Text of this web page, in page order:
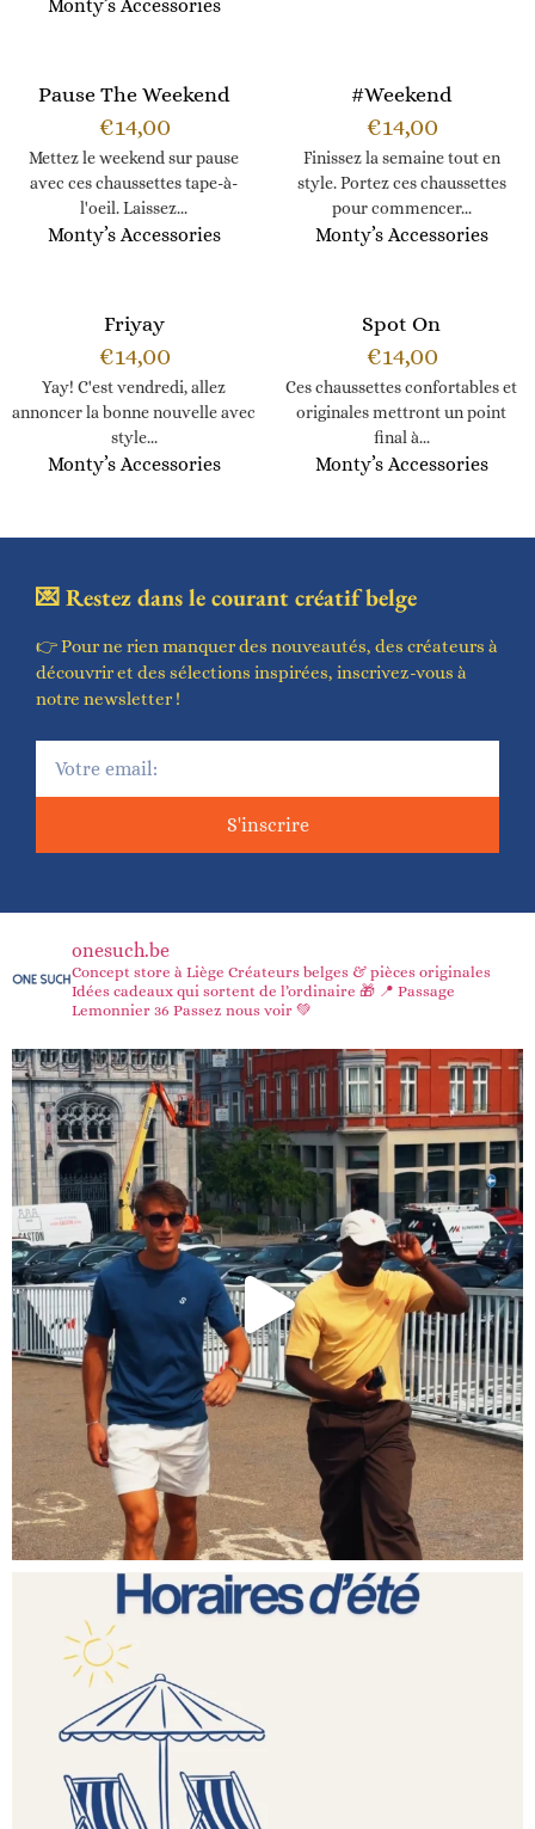
Monty’s Accessories
Pause The Weekend
€14,00
Mettez le weekend sur pause
avec ces chaussettes tape-à-
l'oeil. Laissez...
Monty’s Accessories
#Weekend
€14,00
Finissez la semaine tout en
style. Portez ces chaussettes
pour commencer...
Monty’s Accessories
Friyay
€14,00
Yay! C'est vendredi, allez
annoncer la bonne nouvelle avec
style...
Monty’s Accessories
Spot On
€14,00
Ces chaussettes confortables et
originales mettront un point
final à...
Monty’s Accessories
💌 Restez dans le courant créatif belge
👉 Pour ne rien manquer des nouveautés, des créateurs à
découvrir et des sélections inspirées, inscrivez-vous à
notre newsletter !
S'inscrire
onesuch.be
Concept store à Liège Créateurs belges & pièces originales
Idées cadeaux qui sortent de l’ordinaire 🎁 📍 Passage
Lemonnier 36 Passez nous voir 💚